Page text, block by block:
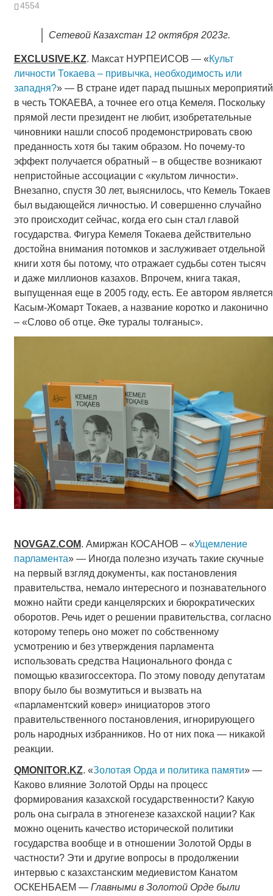
4554
Сетевой Казахстан 12 октября 2023г.
EXCLUSIVE.KZ. Максат НУРПЕИСОВ — «Культ
личности Токаева – привычка, необходимость или
западня?» — В стране идет парад пышных мероприятий
в честь ТОКАЕВА, а точнее его отца Кемеля. Поскольку
прямой лести президент не любит, изобретательные
чиновники нашли способ продемонстрировать свою
преданность хотя бы таким образом. Но почему-то
эффект получается обратный – в обществе возникают
непристойные ассоциации с «культом личности».
Внезапно, спустя 30 лет, выяснилось, что Кемель Токаев
был выдающейся личностью. И совершенно случайно
это происходит сейчас, когда его сын стал главой
государства. Фигура Кемеля Токаева действительно
достойна внимания потомков и заслуживает отдельной
книги хотя бы потому, что отражает судьбы сотен тысяч
и даже миллионов казахов. Впрочем, книга такая,
выпущенная еще в 2005 году, есть. Ее автором является
Касым-Жомарт Токаев, а название коротко и лаконично
– «Слово об отце. Әке туралы толғаныс».
NOVGAZ.COM. Амиржан КОСАНОВ – «Ущемление
парламента» — Иногда полезно изучать такие скучные
на первый взгляд документы, как постановления
правительства, немало интересного и познавательного
можно найти среди канцелярских и бюрократических
оборотов. Речь идет о решении правительства, согласно
которому теперь оно может по собственному
усмотрению и без утверждения парламента
использовать средства Национального фонда с
помощью квазигоссектора. По этому поводу депутатам
впору было бы возмутиться и вызвать на
«парламентский ковер» инициаторов этого
правительственного постановления, игнорирующего
роль народных избранников. Но от них пока — никакой
реакции.
QMONITOR.KZ. «Золотая Орда и политика памяти» —
Каково влияние Золотой Орды на процесс
формирования казахской государственности? Какую
роль она сыграла в этногенезе казахской нации? Как
можно оценить качество исторической политики
государства вообще и в отношении Золотой Орды в
частности? Эти и другие вопросы в продолжении
интервью с казахстанским медиевистом Канатом
ОСКЕНБАЕМ — Главными в Золотой Орде были